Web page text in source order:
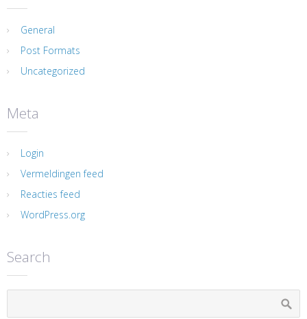
General
Post Formats
Uncategorized
Meta
Login
Vermeldingen feed
Reacties feed
WordPress.org
Search